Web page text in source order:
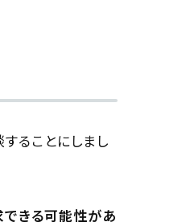
ることにしまし
できる可能性があ